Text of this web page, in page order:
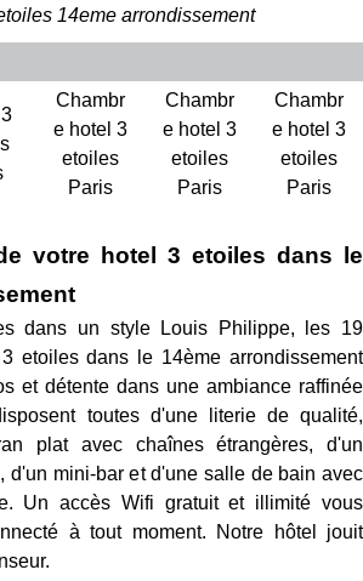
14eme arrondissement
Chambr
e hotel 3
etoiles
Paris
Chambr
e hotel 3
etoiles
Paris
Chambr
e hotel 3
etoiles
Paris
votre hotel 3 etoiles dans le
dans un style Louis Philippe, les 19
etoiles dans le 14ème arrondissement
et détente dans une ambiance raffinée
toutes d'une literie de qualité,
plat avec chaînes étrangères, d'un
d'un mini-bar et d'une salle de bain avec
Un accès Wifi gratuit et illimité vous
à tout moment. Notre hôtel jouit